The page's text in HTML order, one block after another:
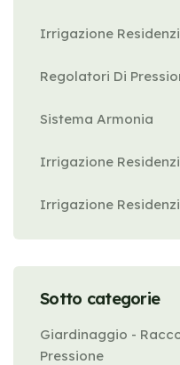
Irrigazione
Regolatori Di
Sistema Armonia
Irrigazione
Irrigazione
Sotto categorie
Giardinaggio -
Pressione